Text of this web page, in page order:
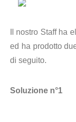
Il nostro Staff ha
ed ha prodotto
di seguito.
Soluzione n°1